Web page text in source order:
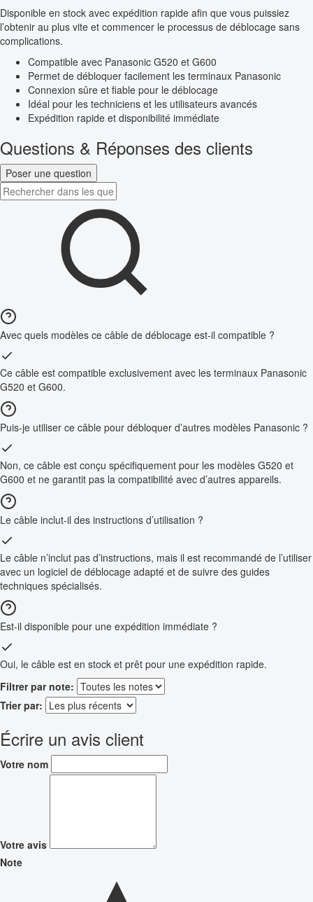
Disponible en stock avec expédition rapide afin que vous puissiez
l’obtenir au plus vite et commencer le processus de déblocage sans
complications.
Compatible avec Panasonic G520 et G600
Permet de débloquer facilement les terminaux Panasonic
Connexion sûre et fiable pour le déblocage
Idéal pour les techniciens et les utilisateurs avancés
Expédition rapide et disponibilité immédiate
Questions & Réponses des clients
Poser une question
Avec quels modèles ce câble de déblocage est-il compatible ?
Ce câble est compatible exclusivement avec les terminaux Panasonic
G520 et G600.
Puis-je utiliser ce câble pour débloquer d’autres modèles Panasonic ?
Non, ce câble est conçu spécifiquement pour les modèles G520 et
G600 et ne garantit pas la compatibilité avec d’autres appareils.
Le câble inclut-il des instructions d’utilisation ?
Le câble n’inclut pas d’instructions, mais il est recommandé de l’utiliser
avec un logiciel de déblocage adapté et de suivre des guides
techniques spécialisés.
Est-il disponible pour une expédition immédiate ?
Oui, le câble est en stock et prêt pour une expédition rapide.
Filtrer par note:
Trier par:
Écrire un avis client
Votre nom
Votre avis
Note